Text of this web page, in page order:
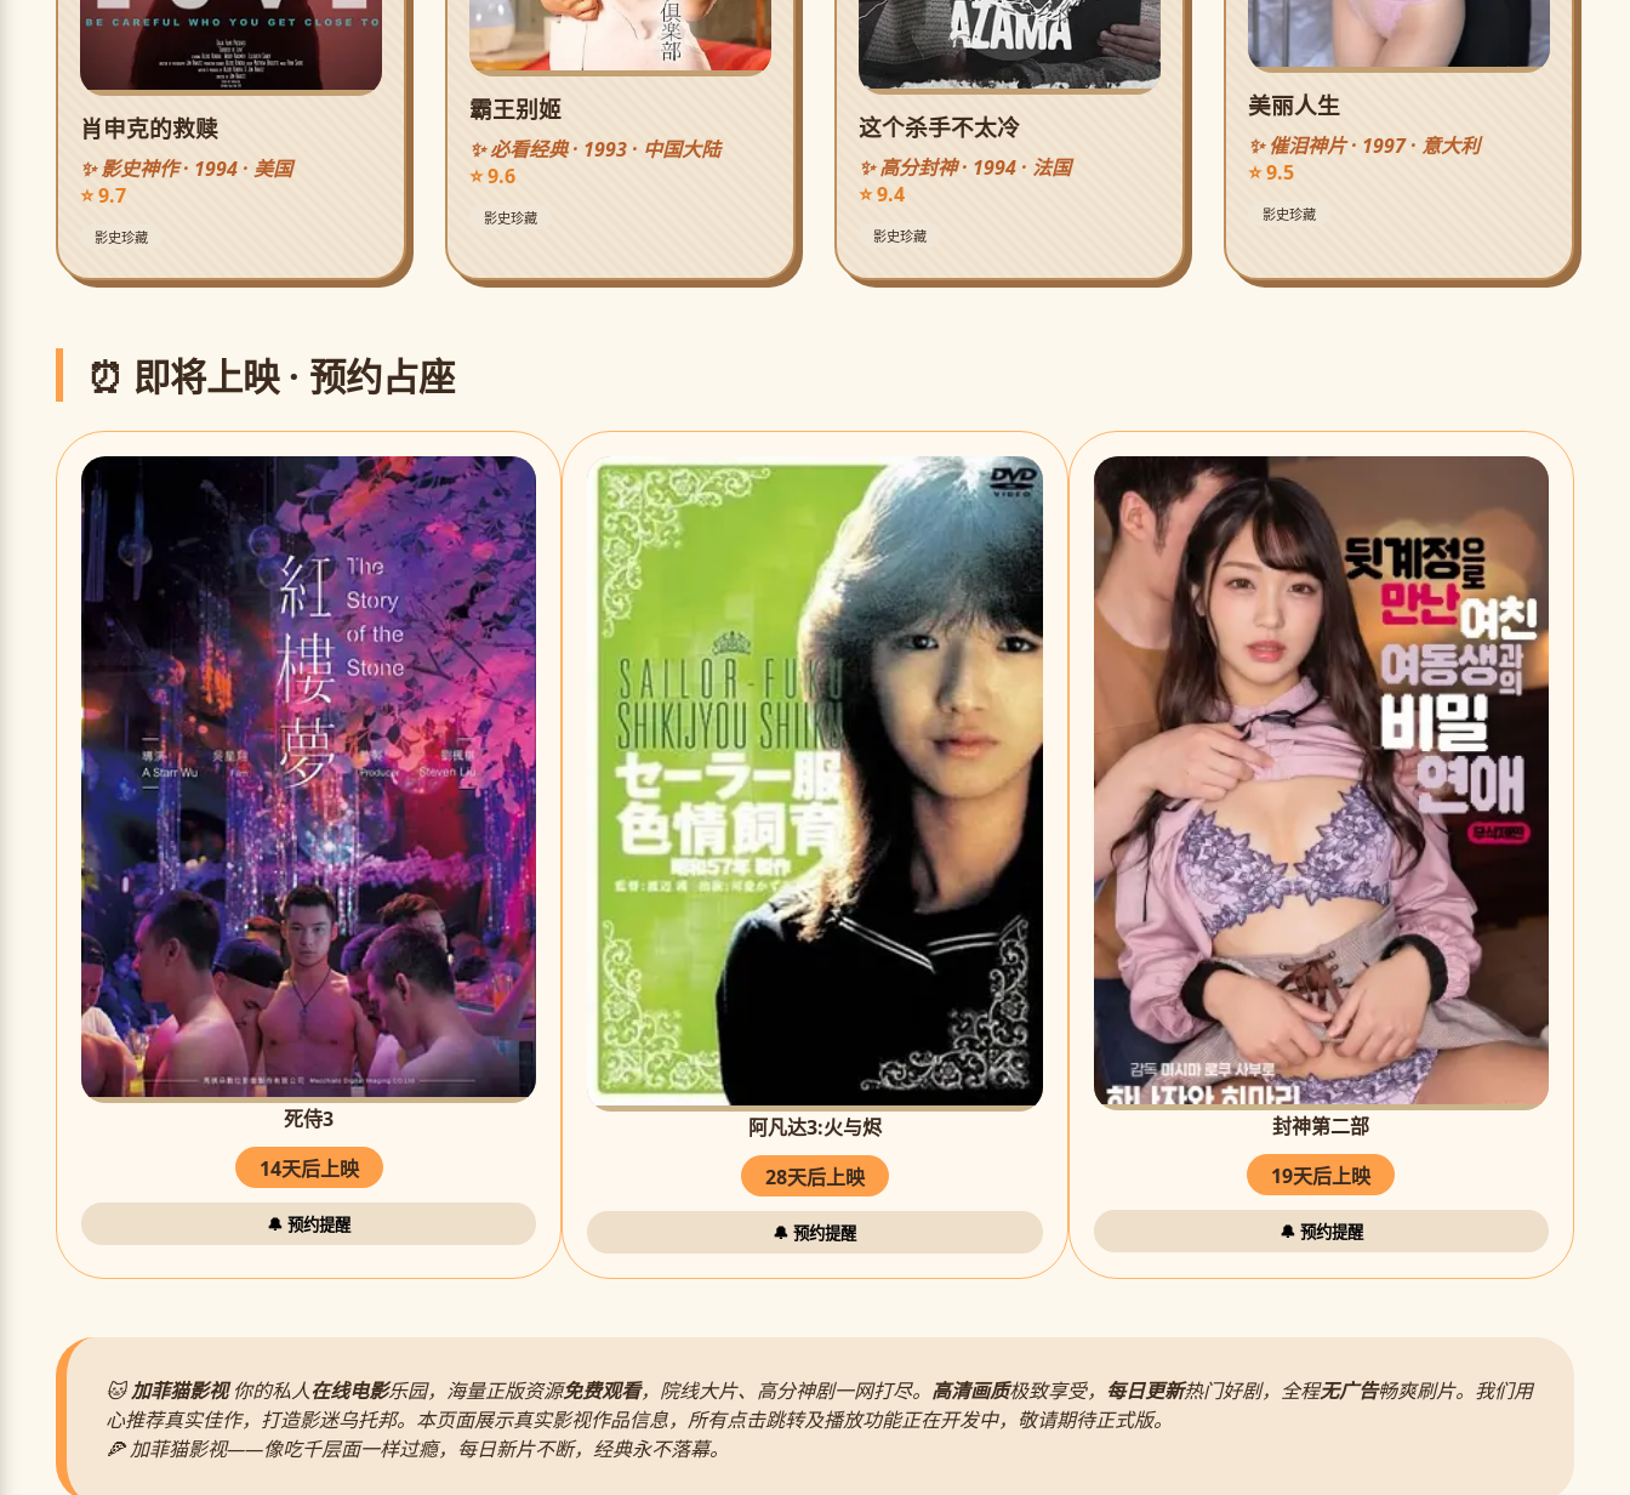
肖申克的救赎
✨ 影史神作 · 1994 · 美国
⭐ 9.7
影史珍藏
霸王别姬
✨ 必看经典 · 1993 · 中国大陆
⭐ 9.6
影史珍藏
这个杀手不太冷
✨ 高分封神 · 1994 · 法国
⭐ 9.4
影史珍藏
美丽人生
✨ 催泪神片 · 1997 · 意大利
⭐ 9.5
影史珍藏
⏰ 即将上映 · 预约占座
死侍3
14天后上映
🔔 预约提醒
阿凡达3:火与烬
28天后上映
🔔 预约提醒
封神第二部
19天后上映
🔔 预约提醒
🐱加菲猫影视你的私人在线电影乐园，海量正版资源免费观看，院线大片、高分神剧一网打尽。 高清画质极致享受， 每日更新热门好剧，全程无广告畅爽刷片。我们用
心推荐真实佳作，打造影迷乌托邦。本页面展示真实影视作品信息，所有点击跳转及播放功能正在开发中，敬请期待正式版。
🍕 加菲猫影视——像吃千层面一样过瘾，每日新片不断，经典永不落幕。